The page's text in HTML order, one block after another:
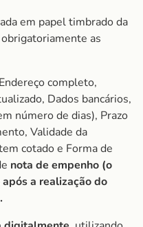
em papel timbrado da
as
completo,
Dados bancários,
número de dias), Prazo
Validade da
cotado e Forma de
nota de empenho (o
a realização do